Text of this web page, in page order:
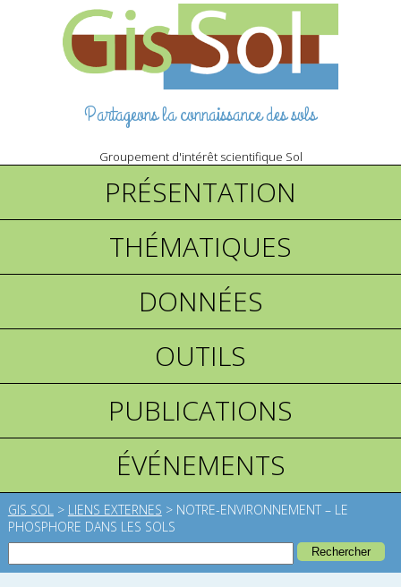
Partageons la connaissance des sols
Groupement d'intérêt scientifique Sol
PRÉSENTATION
THÉMATIQUES
DONNÉES
OUTILS
PUBLICATIONS
ÉVÉNEMENTS
GIS SOL > LIENS EXTERNES > NOTRE-ENVIRONNEMENT – LE
PHOSPHORE DANS LES SOLS